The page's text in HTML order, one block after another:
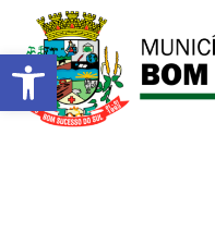
Barra de